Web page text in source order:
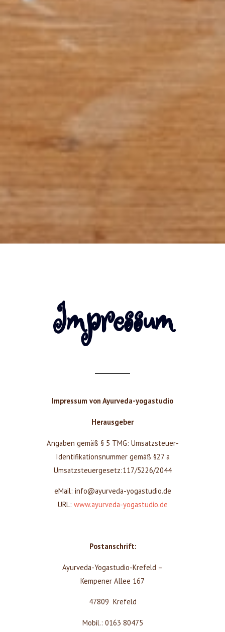
Impressum
Impressum von Ayurveda-yogastudio
Herausgeber
Angaben gemäß § 5 TMG: Umsatzsteuer-
Identifikationsnummer gemäß §27 a
Umsatzsteuergesetz:117/5226/2044
eMail: info@ayurveda-yogastudio.de
URL: www.ayurveda-yogastudio.de
Postanschrift:
Ayurveda-Yogastudio-Krefeld –
Kempener Allee 167
47809 Krefeld
Mobil.: 0163 80475